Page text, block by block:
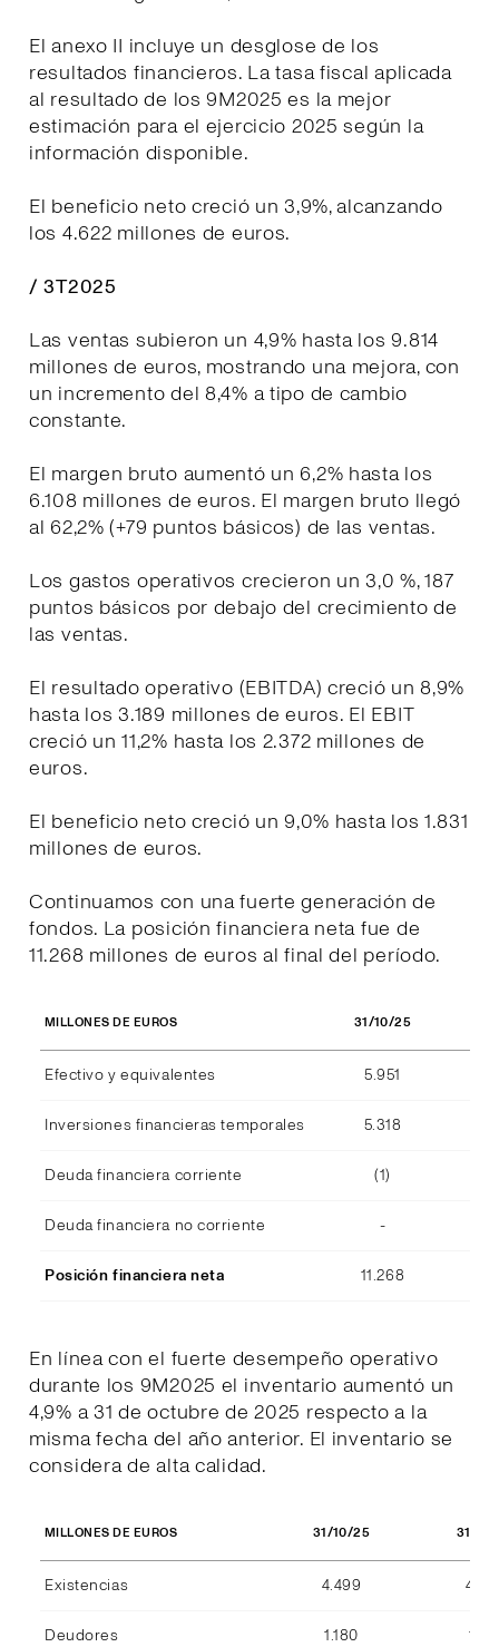
El anexo II incluye un desglose de los
resultados financieros. La tasa fiscal aplicada
al resultado de los 9M2025 es la mejor
estimación para el ejercicio 2025 según la
información disponible.
El beneficio neto creció un 3,9%, alcanzando
los 4.622 millones de euros.
/ 3T2025
Las ventas subieron un 4,9% hasta los 9.814
millones de euros, mostrando una mejora, con
un incremento del 8,4% a tipo de cambio
constante.
El margen bruto aumentó un 6,2% hasta los
6.108 millones de euros. El margen bruto llegó
al 62,2% (+79 puntos básicos) de las ventas.
Los gastos operativos crecieron un 3,0 %, 187
puntos básicos por debajo del crecimiento de
las ventas.
El resultado operativo (EBITDA) creció un 8,9%
hasta los 3.189 millones de euros. El EBIT
creció un 11,2% hasta los 2.372 millones de
euros.
El beneficio neto creció un 9,0% hasta los 1.831
millones de euros.
Continuamos con una fuerte generación de
fondos. La posición financiera neta fue de
11.268 millones de euros al final del período.
MILLONES DE EUROS 31/10/25
Efectivo y equivalentes 5.951
Inversiones financieras temporales 5.318
Deuda financiera corriente (1)
Deuda financiera no corriente -
Posición financiera neta 11.268
En línea con el fuerte desempeño operativo
durante los 9M2025 el inventario aumentó un
4,9% a 31 de octubre de 2025 respecto a la
misma fecha del año anterior. El inventario se
considera de alta calidad.
MILLONES DE EUROS 31/10/25 31/
Existencias 4.499
Deudores 1.180